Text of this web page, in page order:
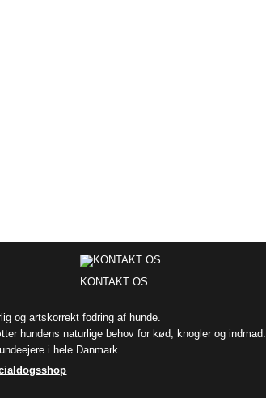
KONTAKT OS
og artskorrekt fodring af hunde.
hundens naturlige behov for kød, knogler og indmad.
i hele Danmark.